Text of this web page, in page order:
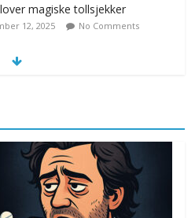
magiske tollsjekker
12, 2025 No Comments
stopper flytrafikken i Stockholm,
mistenker MDG